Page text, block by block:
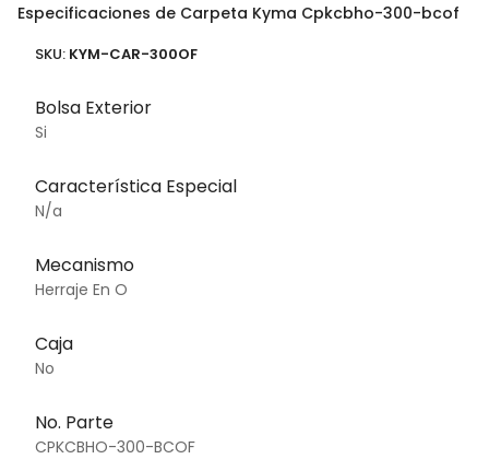
Especificaciones de Carpeta Kyma Cpkcbho-300-bcof
SKU: KYM-CAR-300OF
Bolsa Exterior
Si
Característica Especial
N/a
Mecanismo
Herraje En O
Caja
No
No. Parte
CPKCBHO-300-BCOF